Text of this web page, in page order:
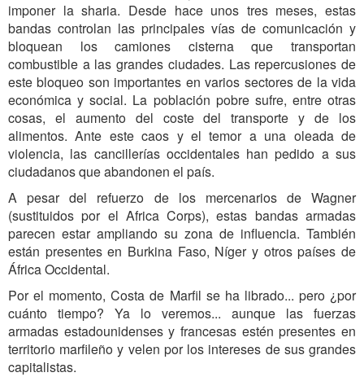
imponer la sharia. Desde hace unos tres meses, estas
bandas controlan las principales vías de comunicación y
bloquean los camiones cisterna que transportan
combustible a las grandes ciudades. Las repercusiones de
este bloqueo son importantes en varios sectores de la vida
económica y social. La población pobre sufre, entre otras
cosas, el aumento del coste del transporte y de los
alimentos. Ante este caos y el temor a una oleada de
violencia, las cancillerías occidentales han pedido a sus
ciudadanos que abandonen el país.
A pesar del refuerzo de los mercenarios de Wagner
(sustituidos por el Africa Corps), estas bandas armadas
parecen estar ampliando su zona de influencia. También
están presentes en Burkina Faso, Níger y otros países de
África Occidental.
Por el momento, Costa de Marfil se ha librado... pero ¿por
cuánto tiempo? Ya lo veremos... aunque las fuerzas
armadas estadounidenses y francesas estén presentes en
territorio marfileño y velen por los intereses de sus grandes
capitalistas.